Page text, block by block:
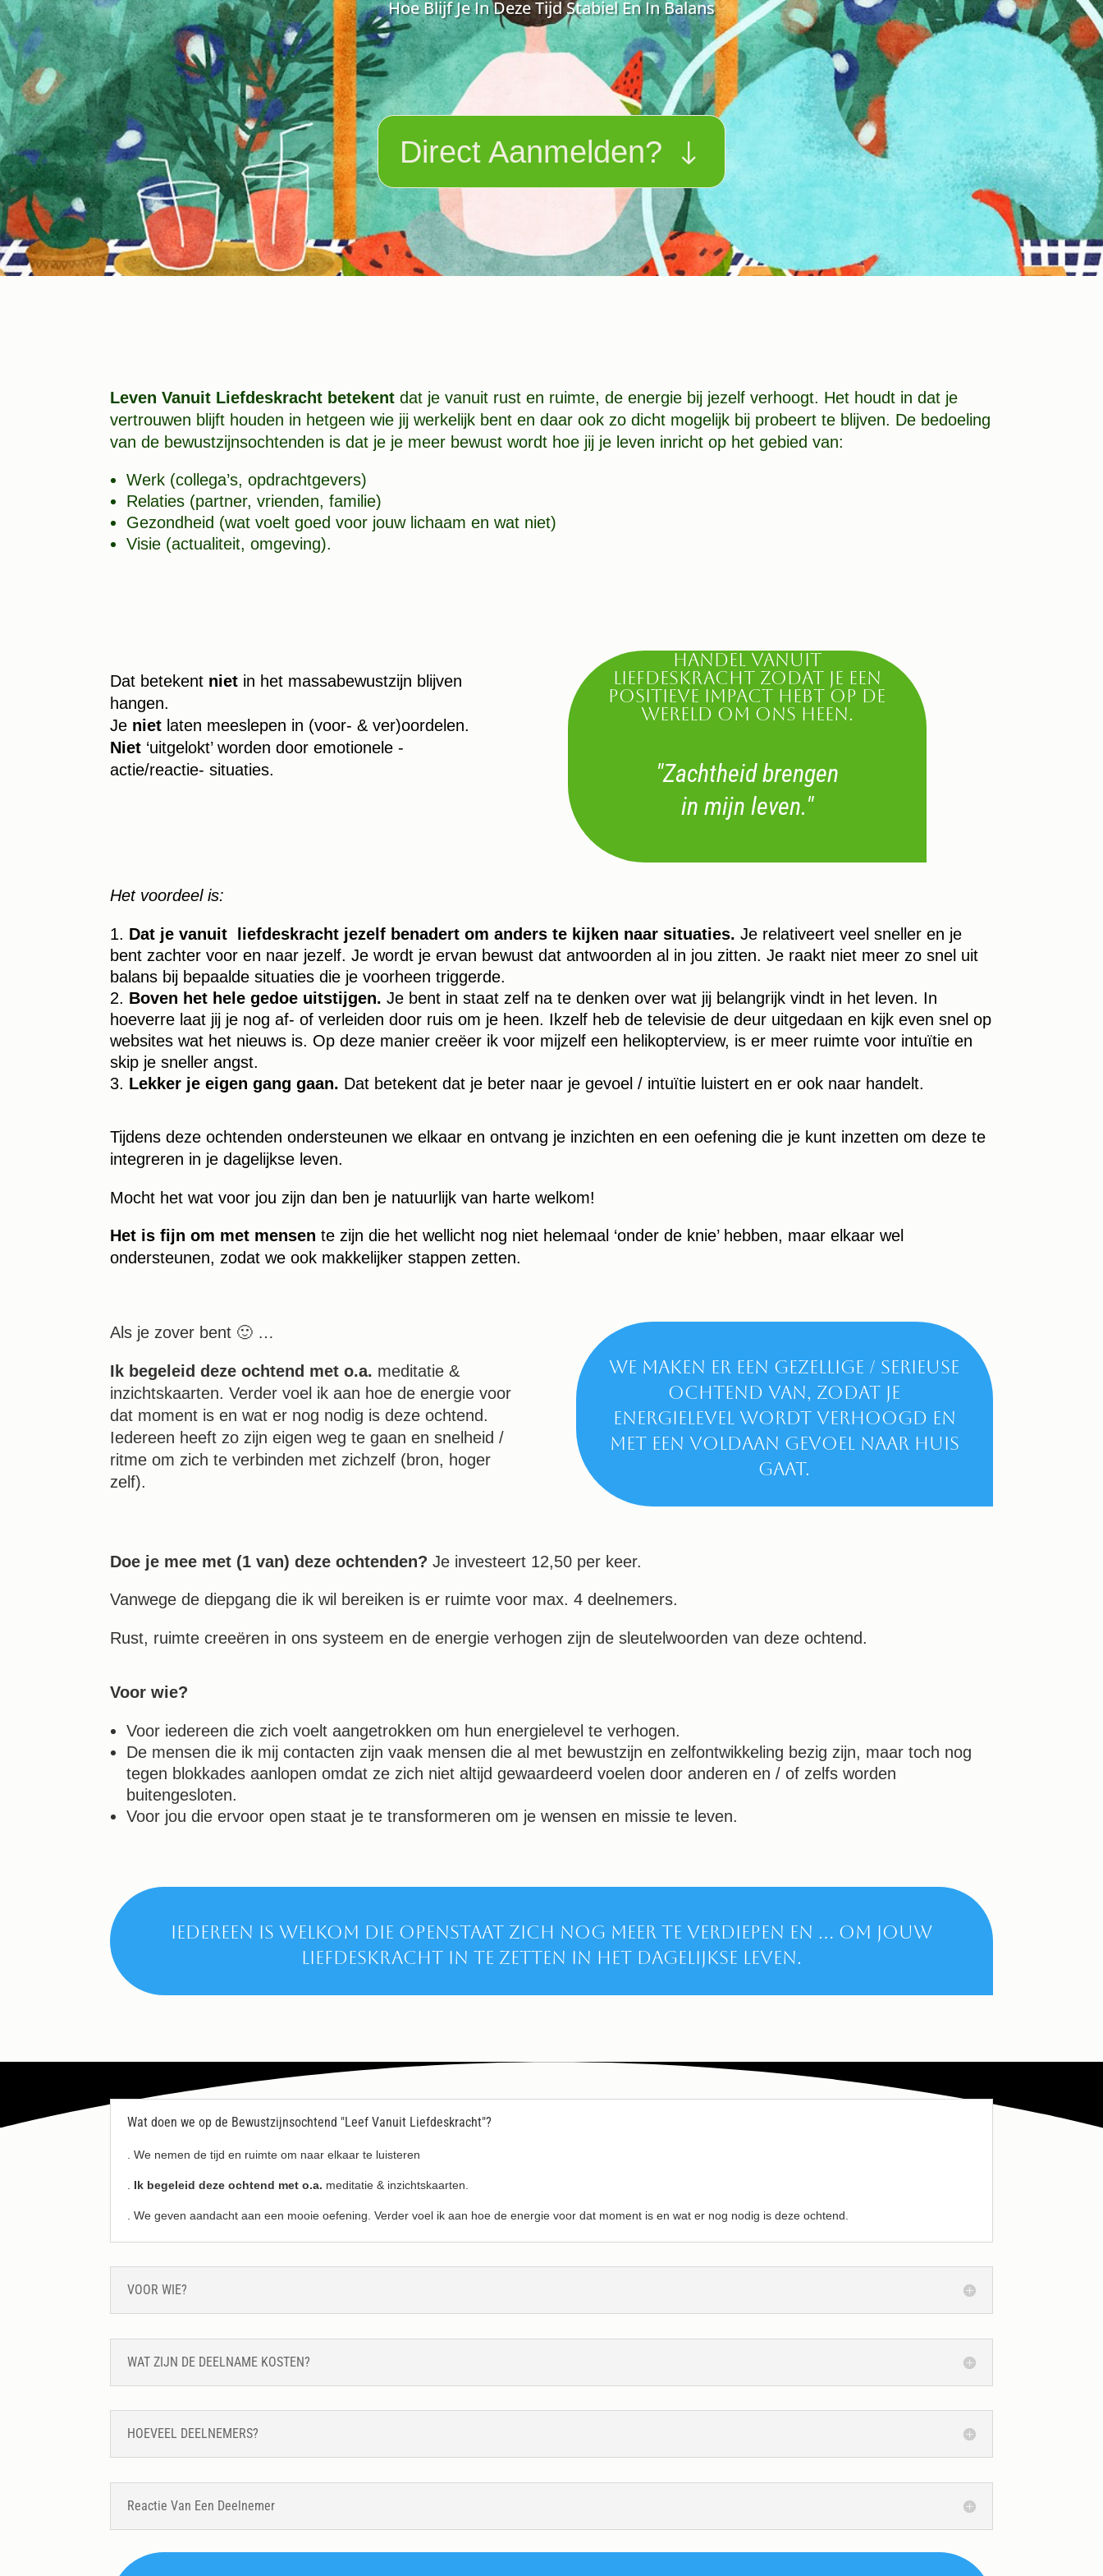
Hoe Blijf Je In Deze Tijd Stabiel En In Balans
Direct Aanmelden?
Leven Vanuit Liefdeskracht betekent dat je vanuit rust en ruimte, de energie bij jezelf verhoogt. Het houdt in dat je
vertrouwen blijft houden in hetgeen wie jij werkelijk bent en daar ook zo dicht mogelijk bij probeert te blijven. De bedoeling
van de bewustzijnsochtenden is dat je je meer bewust wordt hoe jij je leven inricht op het gebied van:
Werk (collega’s, opdrachtgevers)
Relaties (partner, vrienden, familie)
Gezondheid (wat voelt goed voor jouw lichaam en wat niet)
Visie (actualiteit, omgeving).
Dat betekent niet in het massabewustzijn blijven
hangen.
Je niet laten meeslepen in (voor- & ver)oordelen.
Niet ‘uitgelokt’ worden door emotionele -
actie/reactie- situaties.
Handel vanuit
LiefdesKracht zodat je een
Positieve Impact hebt op de
wereld om ons heen.
"Zachtheid brengen
in mijn leven."
Het voordeel is:
Dat je vanuit liefdeskracht jezelf benadert om anders te kijken naar situaties. Je relativeert veel sneller en je
bent zachter voor en naar jezelf. Je wordt je ervan bewust dat antwoorden al in jou zitten. Je raakt niet meer zo snel uit
balans bij bepaalde situaties die je voorheen triggerde.
Boven het hele gedoe uitstijgen.Je bent in staat zelf na te denken over wat jij belangrijk vindt in het leven. In
hoeverre laat jij je nog af- of verleiden door ruis om je heen. Ikzelf heb de televisie de deur uitgedaan en kijk even snel op
websites wat het nieuws is. Op deze manier creëer ik voor mijzelf een helikopterview, is er meer ruimte voor intuïtie en
skip je sneller angst.
Lekker je eigen gang gaan. Dat betekent dat je beter naar je gevoel / intuïtie luistert en er ook naar handelt.
Tijdens deze ochtenden ondersteunen we elkaar en ontvang je inzichten en een oefening die je kunt inzetten om deze te
integreren in je dagelijkse leven.
Mocht het wat voor jou zijn dan ben je natuurlijk van harte welkom!
Het is fijn om met mensen te zijn die het wellicht nog niet helemaal ‘onder de knie’ hebben, maar elkaar wel
ondersteunen, zodat we ook makkelijker stappen zetten.
Als je zover bent 🙂 …
Ik begeleid deze ochtend met o.a. meditatie &
inzichtskaarten. Verder voel ik aan hoe de energie voor
dat moment is en wat er nog nodig is deze ochtend.
Iedereen heeft zo zijn eigen weg te gaan en snelheid /
ritme om zich te verbinden met zichzelf (bron, hoger
zelf).
We maken er een gezellige / serieuse
ochtend van, zodat je
energielevel wordt verhoogd en
met een voldaan gevoel naar huis
gaat.
Doe je mee met (1 van) deze ochtenden? Je investeert 12,50 per keer.
Vanwege de diepgang die ik wil bereiken is er ruimte voor max. 4 deelnemers.
Rust, ruimte creeëren in ons systeem en de energie verhogen zijn de sleutelwoorden van deze ochtend.
Voor wie?
Voor iedereen die zich voelt aangetrokken om hun energielevel te verhogen.
De mensen die ik mij contacten zijn vaak mensen die al met bewustzijn en zelfontwikkeling bezig zijn, maar toch nog
tegen blokkades aanlopen omdat ze zich niet altijd gewaardeerd voelen door anderen en / of zelfs worden
buitengesloten.
Voor jou die ervoor open staat je te transformeren om je wensen en missie te leven.
Iedereen is welkom die openstaat zich nog meer te verdiepen en ... om jouw
liefdeskracht in te zetten in het dagelijkse leven.
Wat doen we op de Bewustzijnsochtend "Leef Vanuit Liefdeskracht"?
. We nemen de tijd en ruimte om naar elkaar te luisteren
Ik begeleid deze ochtend met o.a. meditatie & inzichtskaarten.
. We geven aandacht aan een mooie oefening. Verder voel ik aan hoe de energie voor dat moment is en wat er nog nodig is deze ochtend.
VOOR WIE?
WAT ZIJN DE DEELNAME KOSTEN?
HOEVEEL DEELNEMERS?
Reactie Van Een Deelnemer